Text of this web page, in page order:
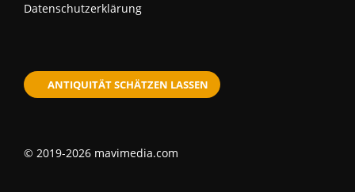
Datenschutzerklärung
ANTIQUITÄT SCHÄTZEN LASSEN
© 2019-2026 mavimedia.com